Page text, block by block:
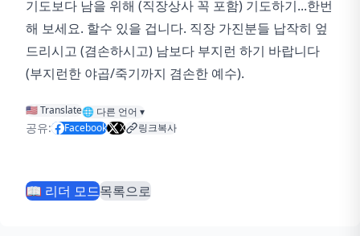
기도보다 남을 위해 (직장상사 꼭 포함) 기도하기...한번
해 보세요. 할수 있을 겁니다. 직장 가진분들 납작히 엎
드리시고 (겸손하시고) 남보다 부지런 하기 바랍니다
(부지런한 야곱/죽기까지 겸손한 예수).
🇺🇸 Translate🌐 다른 언어 ▾
공유: Facebook X 링크복사
📖 리더 모드목록으로